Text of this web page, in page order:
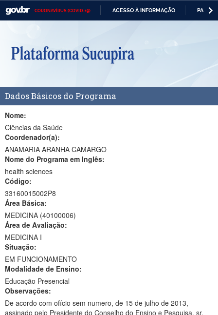
CORONAVÍRUS (COVID-19) ACESSO À INFORMAÇÃO
Casa Civil
Ministério da Defesa
Ministério da Economia
Ministério da Infraestrutura
Ministério da Educação
Ministério da Cidadania
Ministério da Saúde
Ministério da Ciência, Tecnologia, Inovações e Comunicações
Ministério do Meio Ambiente
Ministério do Turismo
Ministério do Desenvolvimento Regional
Dados Básicos do Programa
Nome:
Ciências da Saúde
Coordenador(a):
ANAMARIA ARANHA CAMARGO
Nome do Programa em Inglês:
health sciences
Código:
33160015002P8
Área Básica:
MEDICINA (40100006)
Área de Avaliação:
MEDICINA I
Situação:
EM FUNCIONAMENTO
Modalidade de Ensino:
Educação Presencial
Observações:
De acordo com ofício sem numero, de 15 de julho de 2013,
assinado pelo Presidente do Conselho do Ensino e Pesquisa, sr.